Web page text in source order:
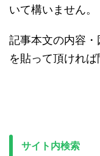
いて構いません。
記事本文の内容
を貼って頂ければ
サイト内検索